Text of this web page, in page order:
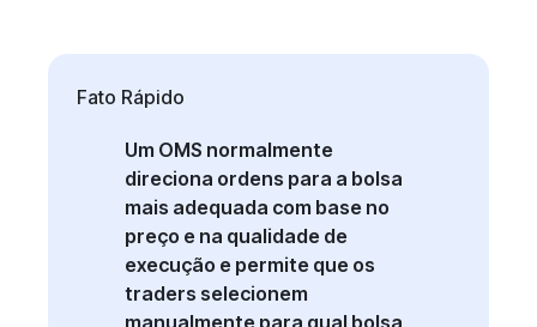
Um OMS normalmente
direciona ordens para a bolsa
mais adequada com base no
preço e na qualidade de
execução e permite que os
traders selecionem
manualmente para qual bolsa
Fato Rápido